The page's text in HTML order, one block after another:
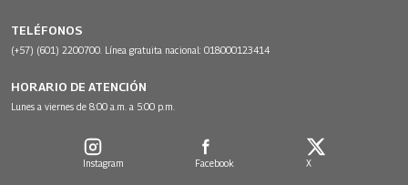
TELÉFONOS
(+57) (601) 2200700. Línea gratuita nacional: 018000123414
HORARIO DE ATENCIÓN
Lunes a viernes de 8:00 a.m. a 5:00 p.m.
Instagram Facebook X